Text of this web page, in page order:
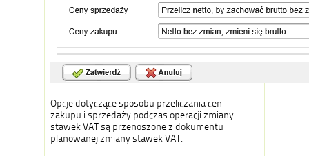
Opcje dotyczące sposobu przeliczania cen
zakupu i sprzedaży podczas operacji zmiany
stawek VAT są przenoszone z dokumentu
planowanej zmiany stawek VAT.